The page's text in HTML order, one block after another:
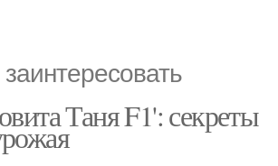
Таня F1': секреты